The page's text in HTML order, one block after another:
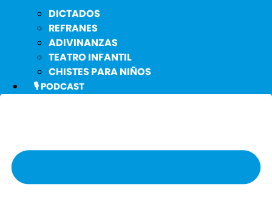
DICTADOS
REFRANES
ADIVINANZAS
TEATRO INFANTIL
CHISTES PARA NIÑOS
🎙️ PODCAST